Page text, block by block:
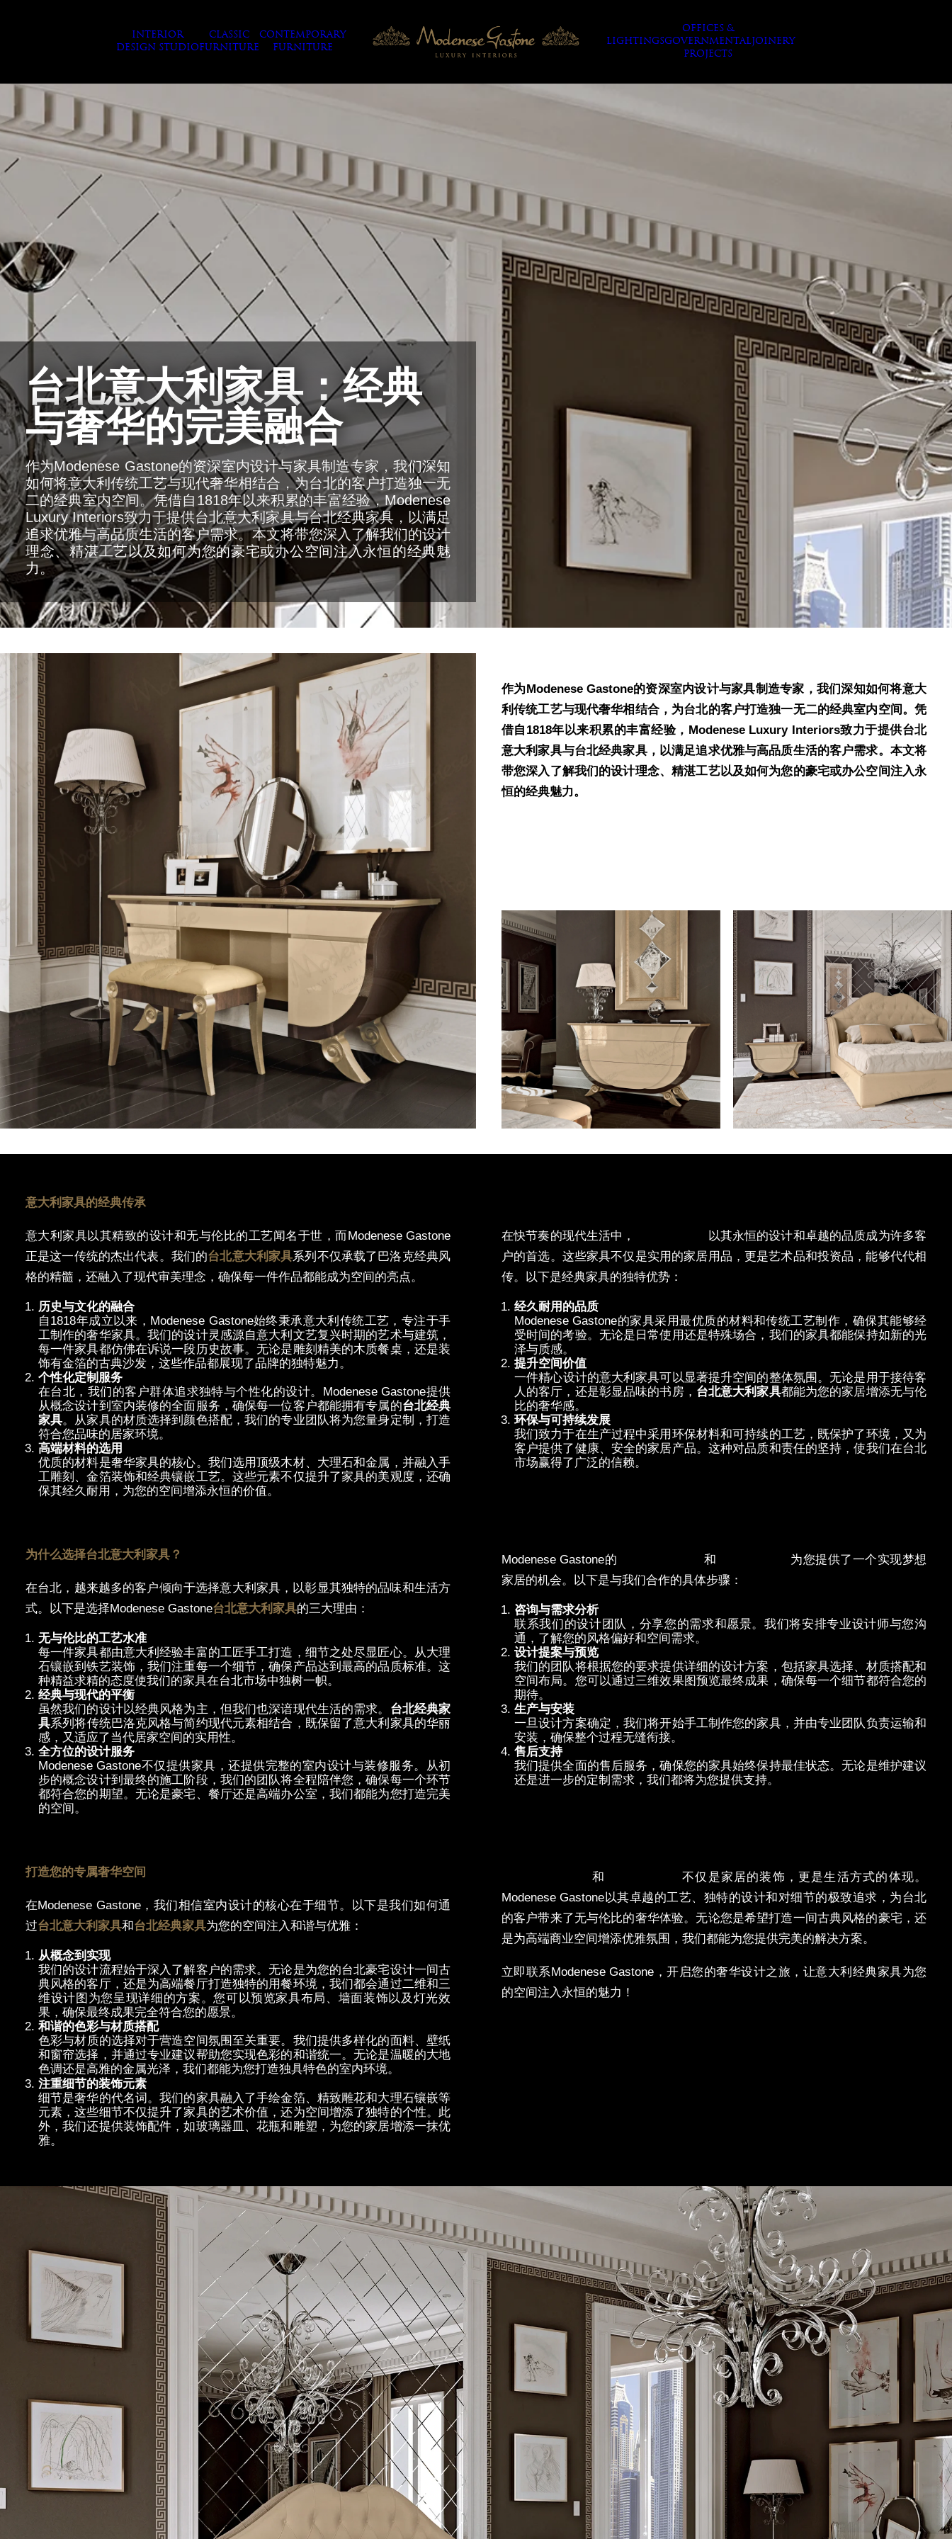
INTERIOR
DESIGN STUDIO
CLASSIC
FURNITURE
CONTEMPORARY
FURNITURE
LIGHTINGS
OFFICES &
GOVERNMENTAL
PROJECTS
JOINERY
台北意大利家具：经典
与奢华的完美融合
作为Modenese Gastone的资深室内设计与家具制造专家，我们深知
如何将意大利传统工艺与现代奢华相结合，为台北的客户打造独一无
二的经典室内空间。凭借自1818年以来积累的丰富经验，Modenese
Luxury Interiors致力于提供台北意大利家具与台北经典家具，以满足
追求优雅与高品质生活的客户需求。本文将带您深入了解我们的设计
理念、精湛工艺以及如何为您的豪宅或办公空间注入永恒的经典魅
力。
作为Modenese Gastone的资深室内设计与家具制造专家，我们深知如何将意大
利传统工艺与现代奢华相结合，为台北的客户打造独一无二的经典室内空间。凭
借自1818年以来积累的丰富经验，Modenese Luxury Interiors致力于提供台北
意大利家具与台北经典家具，以满足追求优雅与高品质生活的客户需求。本文将
带您深入了解我们的设计理念、精湛工艺以及如何为您的豪宅或办公空间注入永
恒的经典魅力。
意大利家具的经典传承
意大利家具以其精致的设计和无与伦比的工艺闻名于世，而Modenese Gastone
正是这一传统的杰出代表。我们的台北意大利家具系列不仅承载了巴洛克经典风
格的精髓，还融入了现代审美理念，确保每一件作品都能成为空间的亮点。
历史与文化的融合
自1818年成立以来， Modenese Gastone始终秉承意大利传统工艺，专注于手
工制作的奢华家具。我们的设计灵感源自意大利文艺复兴时期的艺术与建筑，
每一件家具都仿佛在诉说一段历史故事。无论是雕刻精美的木质餐桌，还是装
饰有金箔的古典沙发，这些作品都展现了品牌的独特魅力。
个性化定制服务
在台北，我们的客户群体追求独特与个性化的设计。 Modenese Gastone提供
从概念设计到室内装修的全面服务，确保每一位客户都能拥有专属的台北经典
家具。从家具的材质选择到颜色搭配，我们的专业团队将为您量身定制，打造
符合您品味的居家环境。
高端材料的选用
优质的材料是奢华家具的核心。我们选用顶级木材、大理石和金属，并融入手
工雕刻、金箔装饰和经典镶嵌工艺。这些元素不仅提升了家具的美观度，还确
保其经久耐用，为您的空间增添永恒的价值。
为什么选择台北意大利家具？
在台北，越来越多的客 户倾向于选择意大利家具，以彰显其独特的品味和生活方
式。以下是选择Modenese Gastone台北意大利家具的三大理由：
无与伦比的工艺水准
每一件家具都由意大利经验丰富的工匠手工打造，细节之处尽显匠心。从大理
石镶嵌到铁艺装饰，我们注重每一个细节，确保产品达到最高的品质标准。这
种精益求精的态度使我们的家具在台北市场中独树一帜。
经典与现代的平衡
虽然我们的设计以经典风格为主，但我们也深谙现代生活的需求。 台北经典家
具系列将传统巴洛克风格与简约现代元素相结合，既保留了意大利家具的华丽
感，又适应了当代居家空间的实用性。
全方位的设计服务
Modenese Gastone不仅提供家具，还提供完整的室内设计与装修服务。从初
步的概念设计到最终的施工阶段，我们的团队将全程陪伴您，确保每一个环节
都符合您的期望。无论是豪宅、餐厅还是高端办公室，我们都能为您打造完美
的空间。
打造您的专属奢华空间
在Modenese Gastone，我们相信室内设计的核心在于细节。以下是我们如何通
过台北意大利家具和台北经典家具为您的空间注入和谐与优雅：
从概念到 实现
我们的设计流程始于深入了解客户的需求。无论是为您的台北豪宅设计一间古
典风格的客厅，还是为高端餐厅打造独特的用餐环境，我们都会通过二维和三
维设计图为您呈现详细的方案。您可以预览家具布局、墙面装饰以及灯光效
果，确保最终成果完全符合您的愿景。
和谐的色彩与材质搭配
色彩与材质的选择对于营造空间氛围至关重要。我们提供多样化的面料、壁纸
和窗帘选择，并通过专业建议帮助您实现色彩的和谐统一。无论是温暖的大地
色调还是高雅的金属光泽，我们都能为您打造独具特色的室内环境。
注重细节的装饰元素
细节是奢华的代名词。我们的家具融入了手绘金箔、精致雕花和大理石镶嵌等
元素，这些细节不仅提升了家具的艺术价值，还为空间增添了独特的个性。此
外，我们还提供装饰配件，如玻璃器皿、花瓶和雕塑，为您的家居增添一抹优
雅。
在快节奏的现代生活中， 以其永恒的设计和卓越的品质成为许多客
户的首选。这些家具不仅是实用的家居用品，更是艺术品和投资品，能够代代相
传。以下是经典家具的独特优势：
经久耐用的品质
Modenese Gastone的家具采用最优质的材料和传统工艺制作，确保其能够经
受时间的考验。无论是日常使用还是特殊场合，我们的家具都能保持如新的光
泽与质感。
提升空间价值
一件精心设计的意大利家具可以显著提升空间的整体氛围。无论是用于接待客
人的客厅，还是彰显品味的书房， 台北意大利家具都能为您的家居增添无与伦
比的奢华感。
环保与可持续发展
我们致力于在生产过程中采用环保材料和可持续的工艺，既保护了环境，又为
客户提供了健康、安全的家居产品。这种对品质和责任的坚持，使我们在台北
市场赢得了广泛的信赖。
Modenese Gastone的 和
为您提供了一个实现梦想
家居的机会。以下是与我们合作的具体步骤：
咨询与需求分析
联系我们的设计团队，分享您的需求和愿景。我们将安排专业设计师与您沟
通，了解您的风格偏好和空间需求。
设计提案与预览
我们的团队将根据您的要求提供详细的设计方案，包括家具选择、材质搭配和
空间布局。您可以通过三维效果图预览最终成果，确保每一个细节都符合您的
期待。
生产与安装
一旦设计方案确定，我们将开始手工制作您的家具，并由专业团队负责运输和
安装，确保整个过程无缝衔接。
售后支持
我们提供全面的售后服务，确保您的家具始终保持最佳状态。无论是维护建议
还是进一步的定制需求，我们都将为您提供支持。
和 经典家具不仅是家居的装饰，更是生活方式的体现。
Modenese Gastone以其卓越的工艺、独特的设计和对细节的极致追求，为台北
的客户带来了无与伦比的奢华体验。无论您是希望打造一间古典风格的豪宅，还
是为高端商业空间增添优雅氛围，我们都能为您提供完美的解决方案。
立即联系Modenese Gastone ，开启您的奢华设计之旅，让意大利经典家具为您
的空间注入永恒的魅力 ！